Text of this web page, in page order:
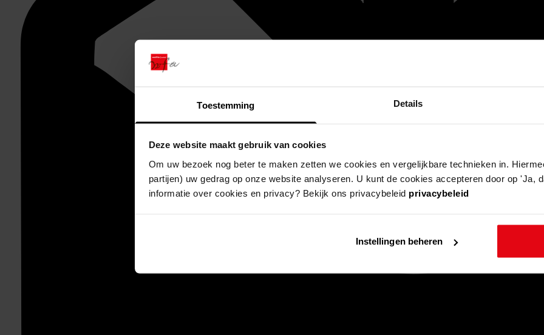
Toestemming Details
Deze website maakt gebruik van cookies
Om uw bezoek nog beter te maken zetten we cookies en vergelijkbare technieken in.
partijen) uw gedrag op onze website analyseren. U kunt de cookies accepteren door op 'Ja,
informatie over cookies en privacy? Bekijk ons privacybeleid privacybeleid
Instellingen beheren